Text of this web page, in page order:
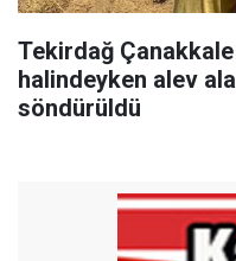
Tekirdağ Çanakkale
halindeyken alev
söndürüldü